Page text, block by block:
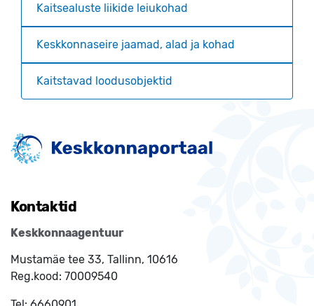
Kaitsealuste liikide leiukohad
Keskkonnaseire jaamad, alad ja kohad
Kaitstavad loodusobjektid
Kontaktid
Keskkonnaagentuur
Mustamäe tee 33, Tallinn, 10616
Reg.kood: 70009540